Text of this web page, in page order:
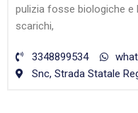
pulizia fosse biologiche e
scarichi,
3348899534
Snc, Strada Statale